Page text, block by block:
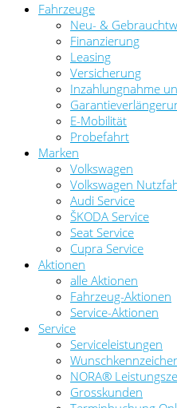
Fahrzeuge
Neu- &
Finanzierung
Leasing
Versicherung
Inzahlungnahme
E-Mobilität
Probefahrt
Marken
Volkswagen
Volkswagen
Audi Service
ŠKODA Service
Seat Service
Cupra Service
Aktionen
alle Aktionen
Fahrzeug-Aktionen
Service-Aktionen
Service
Serviceleistungen
NORA®
Grosskunden